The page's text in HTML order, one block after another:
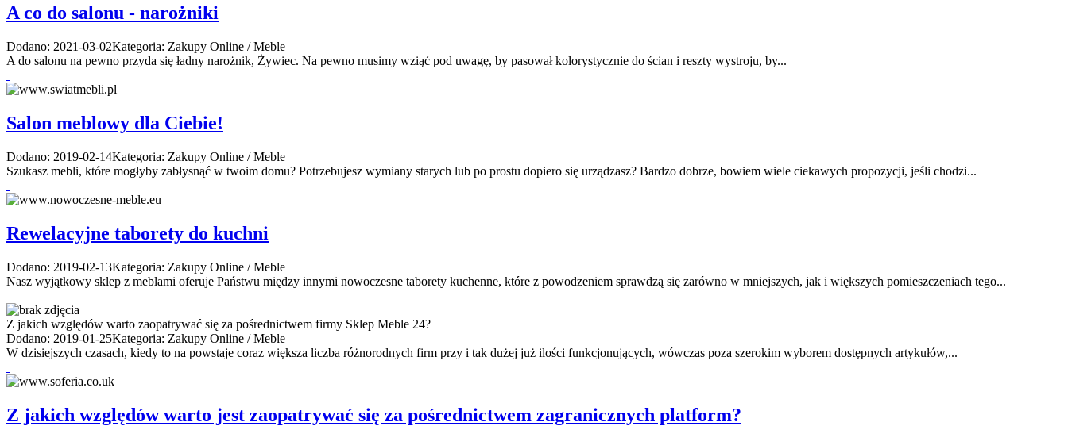
A co do salonu - narożniki
Dodano: 2021-03-02Kategoria: Zakupy Online / Meble
A do salonu na pewno przyda się ładny narożnik, Żywiec. Na pewno musimy wziąć pod uwagę, by pasował kolorystycznie do ścian i reszty wystroju, by...
Salon meblowy dla Ciebie!
Dodano: 2019-02-14Kategoria: Zakupy Online / Meble
Szukasz mebli, które mogłyby zabłysnąć w twoim domu? Potrzebujesz wymiany starych lub po prostu dopiero się urządzasz? Bardzo dobrze, bowiem wiele ciekawych propozycji, jeśli chodzi...
Rewelacyjne taborety do kuchni
Dodano: 2019-02-13Kategoria: Zakupy Online / Meble
Nasz wyjątkowy sklep z meblami oferuje Państwu między innymi nowoczesne taborety kuchenne, które z powodzeniem sprawdzą się zarówno w mniejszych, jak i większych pomieszczeniach tego...
Z jakich względów warto zaopatrywać się za pośrednictwem firmy Sklep Meble 24?
Dodano: 2019-01-25Kategoria: Zakupy Online / Meble
W dzisiejszych czasach, kiedy to na powstaje coraz większa liczba różnorodnych firm przy i tak dużej już ilości funkcjonujących, wówczas poza szerokim wyborem dostępnych artykułów,...
Z jakich względów warto jest zaopatrywać się za pośrednictwem zagranicznych platform?